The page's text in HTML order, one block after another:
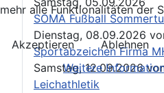
SOMA Fußball
Dienstag, 08.09.2026
Sportabzeichen Firma
Samstag, 12.09.2026
Leichathletik
mehr alle Funktionalitäten der
Akzeptieren
Ablehnen
Weitere